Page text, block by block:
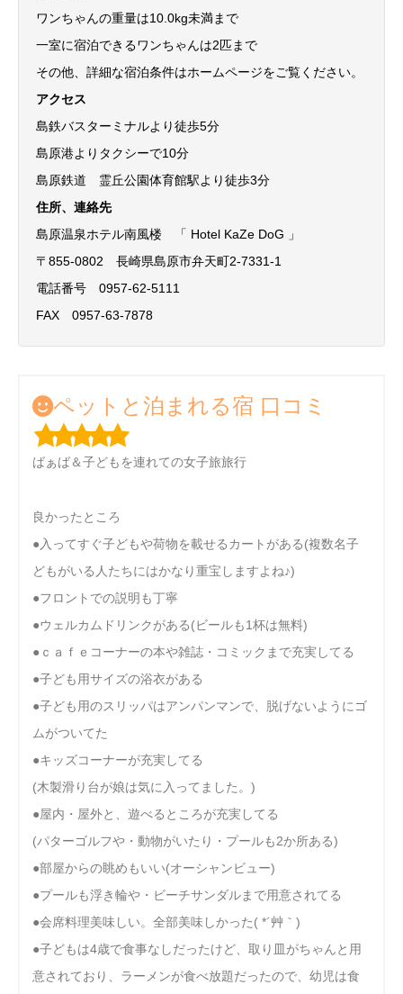
ワンちゃんの重量は10.0kg未満まで
一室に宿泊できるワンちゃんは2匹まで
その他、詳細な宿泊条件はホームページをご覧ください。
アクセス
島鉄バスターミナルより徒歩5分
島原港よりタクシーで10分
島原鉄道 霊丘公園体育館駅より徒歩3分
住所、連絡先
島原温泉ホテル南風楼 「 Hotel KaZe DoG 」
〒855-0802 長崎県島原市弁天町2-7331-1
電話番号 0957-62-5111
FAX 0957-63-7878
ペットと泊まれる宿 口コミ
ばぁば＆子どもを連れての女子旅旅行
良かったところ
●入ってすぐ子どもや荷物を載せるカートがある(複数名子
どもがいる人たちにはかなり重宝しますよね♪)
●フロントでの説明も丁寧
●ウェルカムドリンクがある(ビールも1杯は無料)
●ｃａｆｅコーナーの本や雑誌・コミックまで充実してる
●子ども用サイズの浴衣がある
●子ども用のスリッパはアンパンマンで、脱げないようにゴ
ムがついてた
●キッズコーナーが充実してる
(木製滑り台が娘は気に入ってました。)
●屋内・屋外と、遊べるところが充実してる
(パターゴルフや・動物がいたり・プールも2か所ある)
●部屋からの眺めもいい(オーシャンビュー)
●プールも浮き輪や・ビーチサンダルまで用意されてる
●会席料理美味しい。全部美味しかった( *´艸｀)
●子どもは4歳で食事なしだったけど、取り皿がちゃんと用
意されており、ラーメンが食べ放題だったので、幼児は食